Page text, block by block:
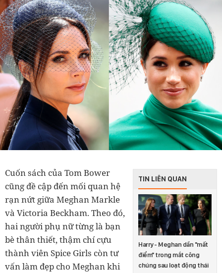
TIN LIÊN QUAN
Harry - Meghan dần "mất
điểm" trong mắt công
chúng sau loạt động thái
Cuốn sách của Tom Bower
cũng đề cập đến mối quan hệ
rạn nứt giữa Meghan Markle
và Victoria Beckham. Theo đó,
hai người phụ nữ từng là bạn
bè thân thiết, thậm chí cựu
thành viên Spice Girls còn tư
vấn làm đẹp cho Meghan khi